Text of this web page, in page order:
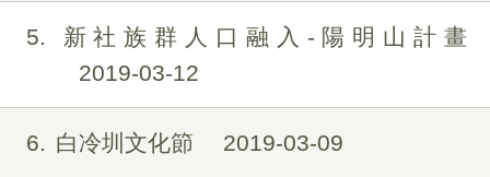
5
新社族群人口融入-陽明山計畫
2019-03-12
6 白冷圳文化節 2019-03-09